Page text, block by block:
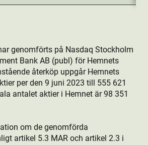
genomförts på Nasdaq Stockholm
Bank AB (publ) för Hemnets
återköp uppgår Hemnets
per den 9 juni 2023 till 555 621
antalet aktie­r i Hemnet är 98 351
om de genomförda
artikel 5.3 MAR och artikel 2.3 i